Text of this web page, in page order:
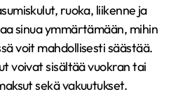
ruoka, liikenne ja
sinua ymmärtämään, mihin
voit mahdollisesti säästää.
voivat sisältää vuokran tai
sekä vakuutukset.